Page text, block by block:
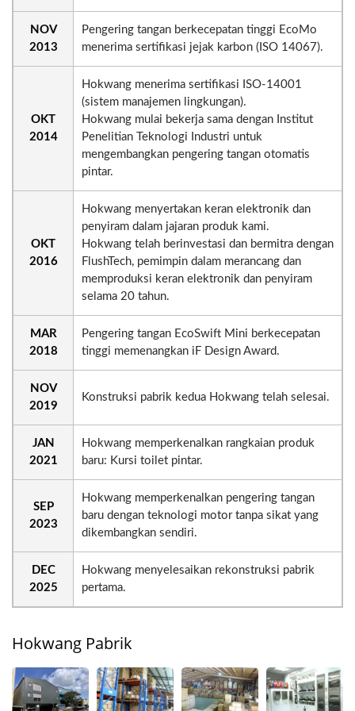
NOV
2013
Pengering tangan berkecepatan tinggi EcoMo
menerima sertifikasi jejak karbon (ISO 14067).
OKT
2014
Hokwang menerima sertifikasi ISO-14001
(sistem manajemen lingkungan).
Hokwang mulai bekerja sama dengan Institut
Penelitian Teknologi Industri untuk
mengembangkan pengering tangan otomatis
pintar.
OKT
2016
Hokwang menyertakan keran elektronik dan
penyiram dalam jajaran produk kami.
Hokwang telah berinvestasi dan bermitra dengan
FlushTech, pemimpin dalam merancang dan
memproduksi keran elektronik dan penyiram
selama 20 tahun.
MAR
2018
Pengering tangan EcoSwift Mini berkecepatan
tinggi memenangkan iF Design Award.
NOV
2019
Konstruksi pabrik kedua Hokwang telah selesai.
JAN
2021
Hokwang memperkenalkan rangkaian produk
baru: Kursi toilet pintar.
SEP
2023
Hokwang memperkenalkan pengering tangan
baru dengan teknologi motor tanpa sikat yang
dikembangkan sendiri.
DEC
2025
Hokwang menyelesaikan rekonstruksi pabrik
pertama.
Hokwang Pabrik